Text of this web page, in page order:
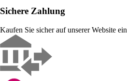
Sichere Zahlung
Kaufen Sie sicher auf unserer Website ein